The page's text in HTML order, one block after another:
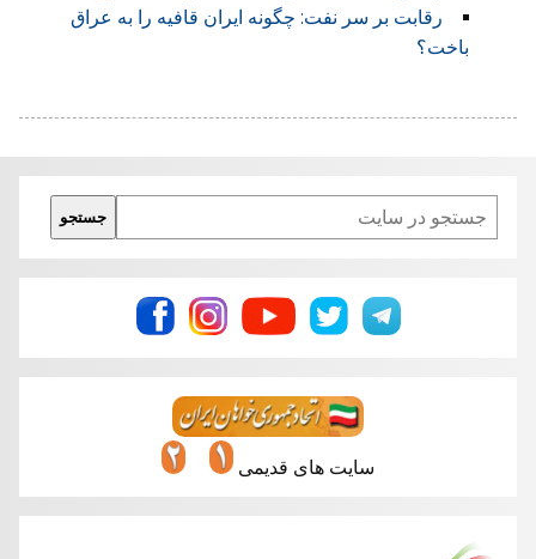
رقابت بر سر نفت: چگونه ایران قافیه را به عراق
باخت؟
Search
جستجو
سایت های قدیمی